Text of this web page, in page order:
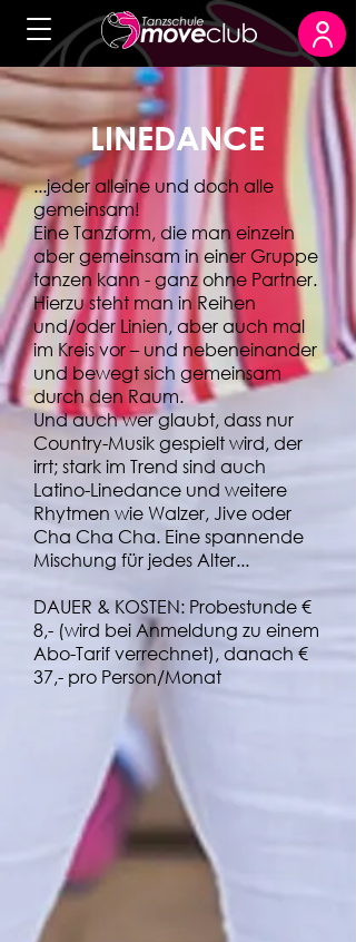
LINEDANCE
...jeder alleine und doch alle
gemeinsam!
Eine Tanzform, die man einzeln
aber gemeinsam in einer Gruppe
tanzen kann - ganz ohne Partner.
Hierzu steht man in Reihen
und/oder Linien, aber auch mal
im Kreis vor – und nebeneinander
und bewegt sich gemeinsam
durch den Raum.
Und auch wer glaubt, dass nur
Country-Musik gespielt wird, der
irrt; stark im Trend sind auch
Latino-Linedance und weitere
Rhytmen wie Walzer, Jive oder
Cha Cha Cha. Eine spannende
Mischung für jedes Alter...
DAUER & KOSTEN: Probestunde €
8,- (wird bei Anmeldung zu einem
Abo-Tarif verrechnet), danach €
37,- pro Person/Monat